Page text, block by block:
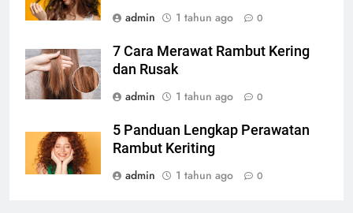
admin
1 tahun ago 0
7 Cara Merawat Rambut Kering
dan Rusak
admin
1 tahun ago 0
5 Panduan Lengkap Perawatan
Rambut Keriting
admin
1 tahun ago 0